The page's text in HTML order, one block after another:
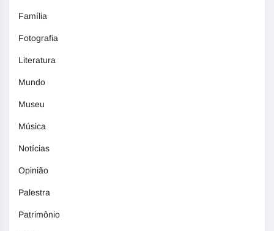
Família
Fotografia
Literatura
Mundo
Museu
Música
Notícias
Opinião
Palestra
Patrimônio